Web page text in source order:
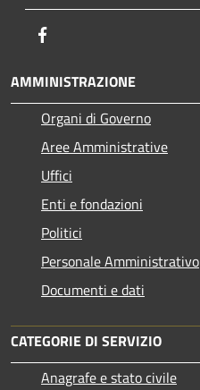
AMMINISTRAZIONE
Organi di Governo
Aree Amministrative
Uffici
Enti e fondazioni
Politici
Personale Amministrativo
Documenti e dati
CATEGORIE DI SERVIZIO
Anagrafe e stato civile